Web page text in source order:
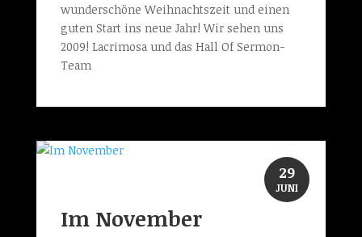
wunderschöne Weihnachtszeit und einen
guten Start ins neue Jahr! Wir sehen uns
2009! Lacrimosa und das Hall Of Sermon-
Team
Im November
29
JUNI